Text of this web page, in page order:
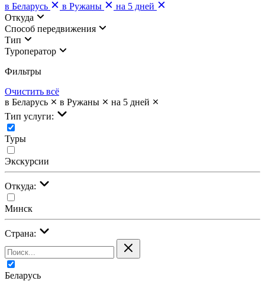
в Беларусь
в Ружаны
на 5 дней
Откуда
Cпособ передвижения
Тип
Туроператор
Фильтры
Очистить всё
в Беларусь
в Ружаны
на 5 дней
Тип услуги:
Туры
Экскурсии
Откуда:
Минск
Страна:
Беларусь